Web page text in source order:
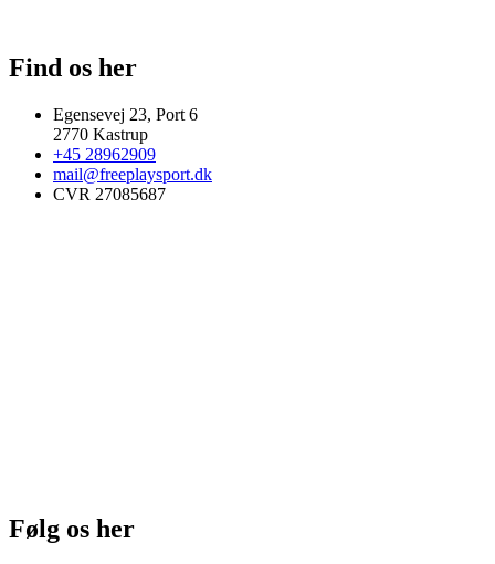
Find os her
Egensevej 23, Port 6
2770 Kastrup
+45 28962909
mail@freeplaysport.dk
CVR 27085687
Følg os her